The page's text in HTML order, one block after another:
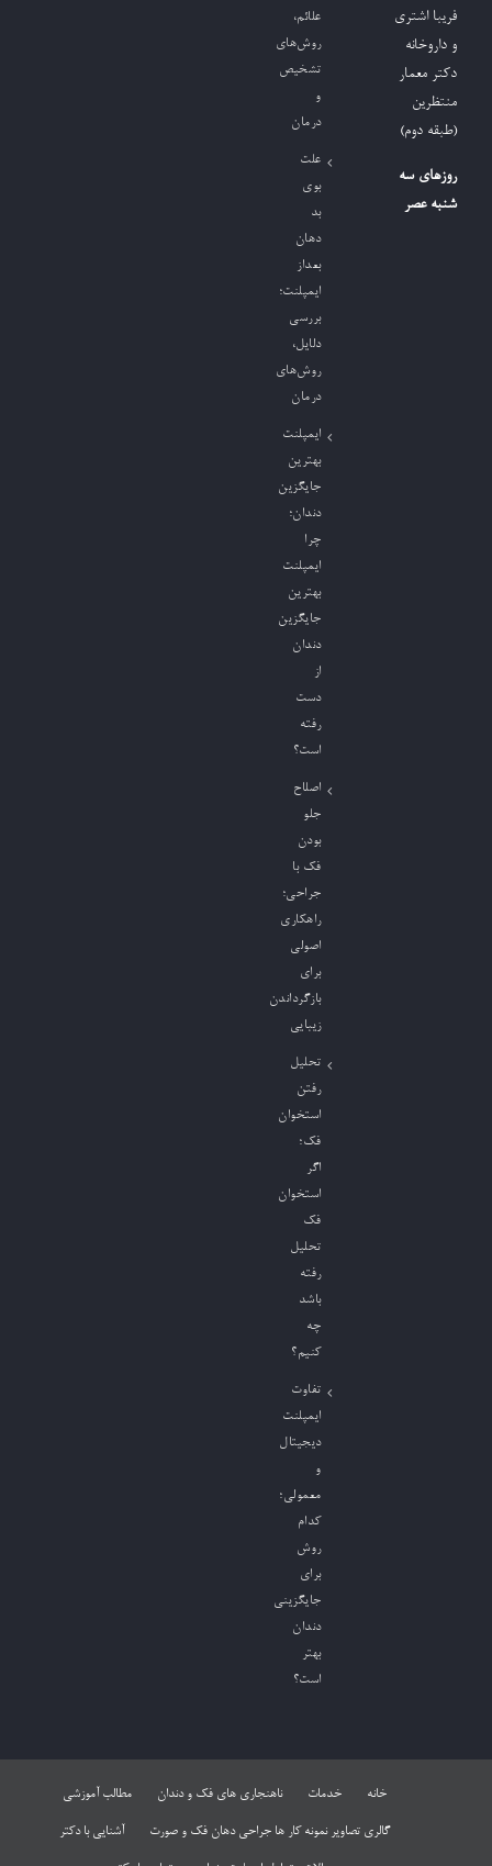
فریبا اشتری
و داروخانه
دکتر معمار
منتظرین
(طبقه دوم)
روزهای سه
شنبه عصر
علائم،
روش‌های
تشخیص
و
درمان
علت
بوی
بد
دهان
بعداز
ایمپلنت؛
بررسی
دلایل،
روش‌های
درمان
ایمپلنت
بهترین
جایگزین
دندان؛
چرا
ایمپلنت
بهترین
جایگزین
دندان
از
دست
رفته
است؟
اصلاح
جلو
بودن
فک با
جراحی؛
راهکاری
اصولی
برای
بازگرداندن
زیبایی
تحلیل
رفتن
استخوان
فک؛
اگر
استخوان
فک
تحلیل
رفته
باشد
چه
کنیم؟
تفاوت
ایمپلنت
دیجیتال
و
معمولی؛
کدام
روش
برای
جایگزینی
دندان
بهتر
است؟
خانه خدمات ناهنجاری های فک و دندان مطالب آموزشی
گالری تصاویر نمونه کار ها جراحی دهان فک و صورت آشنایی با دکتر